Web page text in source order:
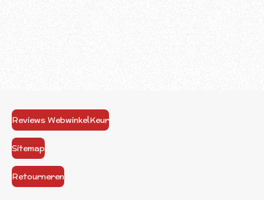
Reviews WebwinkelKeur
Sitemap
Retourneren